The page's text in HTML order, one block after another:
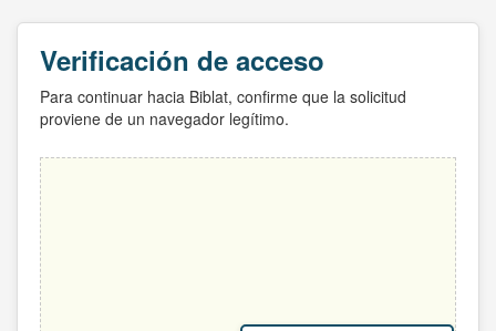
Verificación de acceso
Para continuar hacia Biblat, confirme que la solicitud
proviene de un navegador legítimo.